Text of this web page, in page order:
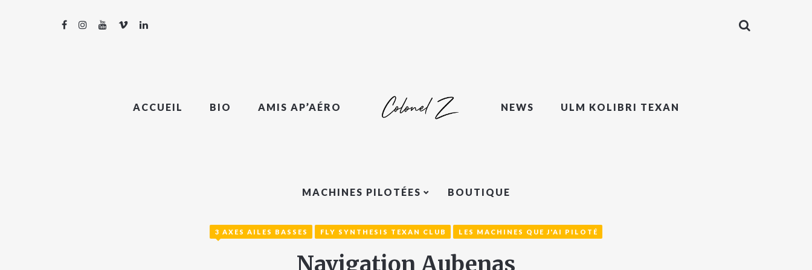
ACCUEIL BIO AMIS AP’AÉRO NEWS ULM KOLIBRI TEXAN
MACHINES PILOTÉES BOUTIQUE
3 AXES AILES BASSES FLY SYNTHESIS TEXAN CLUB LES MACHINES QUE J'AI PILOTÉ
Navigation Aubenas